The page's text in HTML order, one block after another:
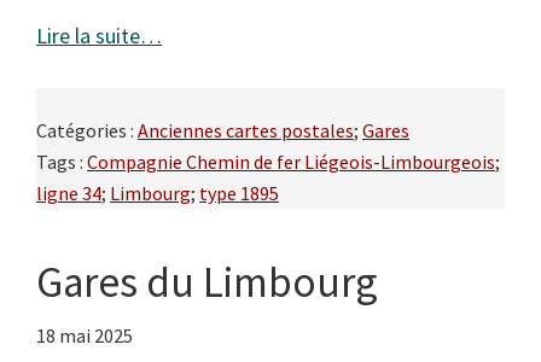
Lire la suite…
Catégories : Anciennes cartes postales; Gares
Tags : Compagnie Chemin de fer Liégeois-Limbourgeois;
ligne 34; Limbourg; type 1895
Gares du Limbourg
18 mai 2025